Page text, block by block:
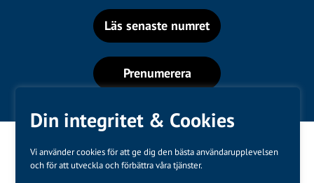
Din integritet & Cookies
Vi använder cookies för att ge dig den bästa användarupplevelsen
och för att utveckla och förbättra våra tjänster.
Läs senaste numret
Prenumerera